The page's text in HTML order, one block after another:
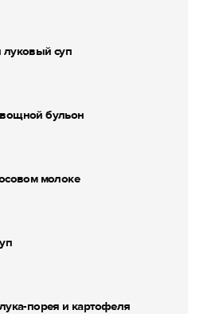
суп
бульон
молоке
порея и картофеля